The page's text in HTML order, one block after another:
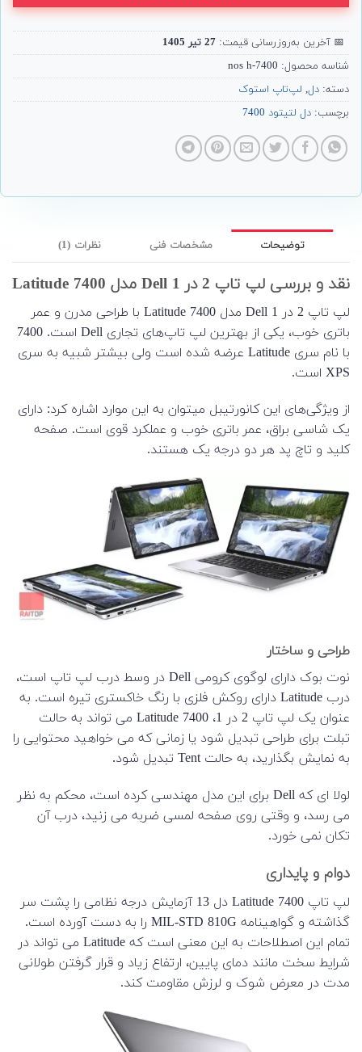
📅 آخرین به‌روزرسانی قیمت: 27 تیر 1405
شناسه محصول: nos h-7400
دسته: دل, لپ‌تاپ استوک
برچسب: دل لتیتود 7400
توضیحات مشخصات فنی نظرات (1)
نقد و بررسی لپ تاپ 2 در 1 Dell مدل Latitude 7400
لپ تاپ 2 در 1 Dell مدل Latitude 7400 با طراحی مدرن و عمر
باتری خوب، یکی از بهترین لپ تاپ‌های تجاری Dell است. 7400
با نام سری Latitude عرضه شده است ولی بیشتر شبیه به سری
XPS است.
از ویژگی‌های این کانورتیبل میتوان به این موارد اشاره کرد: دارای
یک شاسی براق، عمر باتری خوب و عملکرد قوی است. صفحه
کلید و تاچ پد هر دو درجه یک هستند.
طراحی و ساختار
نوت بوک دارای لوگوی کرومی Dell در وسط درب لپ تاپ است،
درب Latitude دارای روکش فلزی با رنگ خاکستری تیره است. به
عنوان یک لپ تاپ 2 در 1، Latitude 7400 می تواند به حالت
تبلت برای طراحی تبدیل شود یا زمانی که می خواهید محتوایی را
به نمایش بگذارید، به حالت Tent تبدیل شود.
لولا ای که Dell برای این مدل مهندسی کرده است، محکم به نظر
می رسد، و وقتی روی صفحه لمسی ضربه می زنید، درب آن
تکان نمی خورد.
دوام و پایداری
لپ تاپ Latitude 7400 دل 13 آزمایش درجه نظامی را پشت سر
گذاشته و گواهینامه MIL-STD 810G را به دست آورده است.
تمام این اصطلاحات به این معنی است که Latitude می تواند در
شرایط سخت مانند دمای پایین، ارتفاع زیاد و قرار گرفتن طولانی
مدت در معرض شوک و لرزش مقاومت کند.